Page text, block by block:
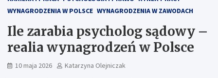
WYNAGRODZENIA W POLSCE WYNAGRODZENIA W ZAWODACH
Ile zarabia psycholog sądowy –
realia wynagrodzeń w Polsce
10 maja 2026 Katarzyna Olejniczak